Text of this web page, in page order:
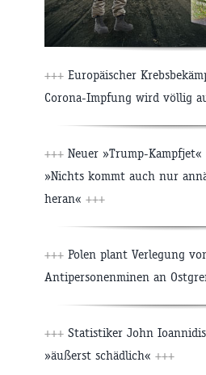
+++ Europäischer
Corona-Impfung wird völlig
+++ Neuer »Trump-
»Nichts kommt auch nur
heran« +++
+++ Polen plant Verlegung
Antipersonenminen an
+++ Statistiker John
»äußerst schädlich« +++